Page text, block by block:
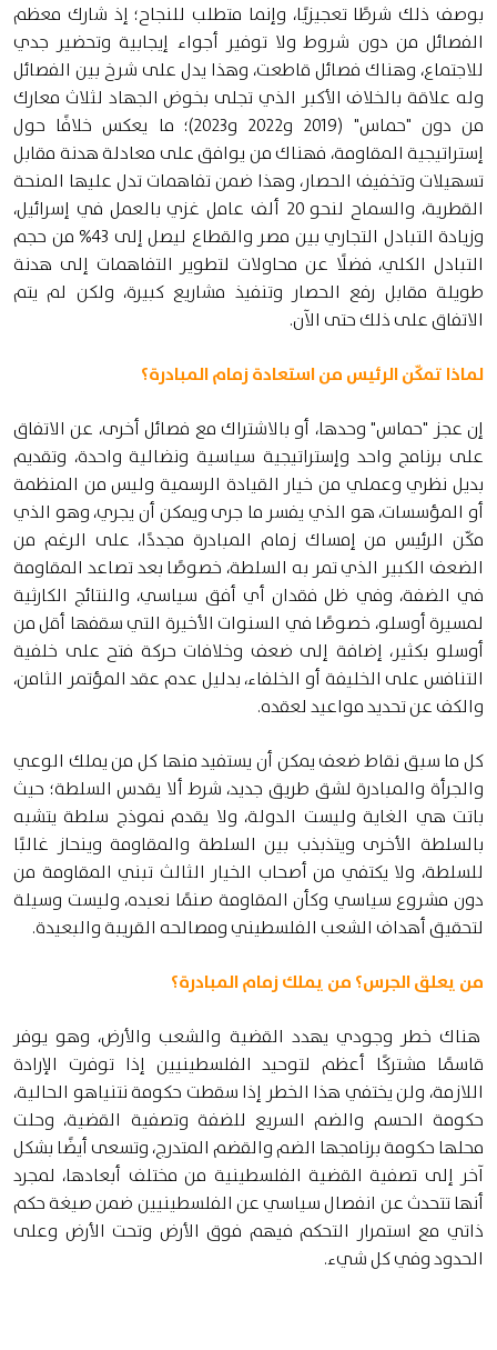
بوصف ذلك شرطًا تعجيزيًا، وإنما متطلب للنجاح؛ إذ شارك معظم
الفصائل من دون شروط ولا توفير أجواء إيجابية وتحضير جدي
للاجتماع، وهناك فصائل قاطعت، وهذا يدل على شرخ بين الفصائل
وله علاقة بالخلاف الأكبر الذي تجلى بخوض الجهاد لثلاث معارك
من دون "حماس" (2019 و2022 و2023)؛ ما يعكس خلافًا حول
إستراتيجية المقاومة، فهناك من يوافق على معادلة هدنة مقابل
تسهيلات وتخفيف الحصار، وهذا ضمن تفاهمات تدل عليها المنحة
القطرية، والسماح لنحو 20 ألف عامل غزي بالعمل في إسرائيل،
وزيادة التبادل التجاري بين مصر والقطاع ليصل إلى 43% من حجم
التبادل الكلي، فضلًا عن محاولات لتطوير التفاهمات إلى هدنة
طويلة مقابل رفع الحصار وتنفيذ مشاريع كبيرة، ولكن لم يتم
الاتفاق على ذلك حتى الآن.
لماذا تمكّن الرئيس من استعادة زمام المبادرة؟
إن عجز "حماس" وحدها، أو بالاشتراك مع فصائل أخرى، عن الاتفاق
على برنامج واحد وإستراتيجية سياسية ونضالية واحدة، وتقديم
بديل نظري وعملي من خيار القيادة الرسمية وليس من المنظمة
أو المؤسسات، هو الذي يفسر ما جرى ويمكن أن يجري، وهو الذي
مكّن الرئيس من إمساك زمام المبادرة مجددًا، على الرغم من
الضعف الكبير الذي تمر به السلطة، خصوصًا بعد تصاعد المقاومة
في الضفة، وفي ظل فقدان أي أفق سياسي، والنتائج الكارثية
لمسيرة أوسلو، خصوصًا في السنوات الأخيرة التي سقفها أقل من
أوسلو بكثير، إضافة إلى ضعف وخلافات حركة فتح على خلفية
التنافس على الخليفة أو الخلفاء، بدليل عدم عقد المؤتمر الثامن،
والكف عن تحديد مواعيد لعقده.
كل ما سبق نقاط ضعف يمكن أن يستفيد منها كل من يملك الوعي
والجرأة والمبادرة لشق طريق جديد، شرط ألا يقدس السلطة؛ حيث
باتت هي الغاية وليست الدولة، ولا يقدم نموذج سلطة يتشبه
بالسلطة الأخرى ويتذبذب بين السلطة والمقاومة وينحاز غالبًا
للسلطة، ولا يكتفي من أصحاب الخيار الثالث تبني المقاومة من
دون مشروع سياسي وكأن المقاومة صنمًا نعبده، وليست وسيلة
لتحقيق أهداف الشعب الفلسطيني ومصالحه القريبة والبعيدة.
من يعلق الجرس؟ من يملك زمام المبادرة؟
هناك خطر وجودي يهدد القضية والشعب والأرض، وهو يوفر
قاسمًا مشتركًا أعظم لتوحيد الفلسطينيين إذا توفرت الإرادة
اللازمة، ولن يختفي هذا الخطر إذا سقطت حكومة نتنياهو الحالية،
حكومة الحسم والضم السريع للضفة وتصفية القضية، وحلت
محلها حكومة برنامجها الضم والقضم المتدرج، وتسعى أيضًا بشكل
آخر إلى تصفية القضية الفلسطينية من مختلف أبعادها، لمجرد
أنها تتحدث عن انفصال سياسي عن الفلسطينيين ضمن صيغة حكم
ذاتي مع استمرار التحكم فيهم فوق الأرض وتحت الأرض وعلى
الحدود وفي كل شيء.